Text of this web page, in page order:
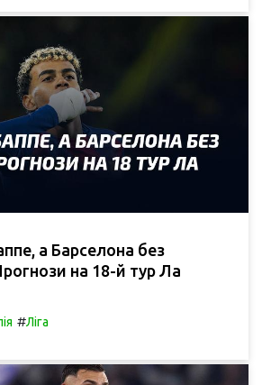
а Барселона без
на 18-й тур Ла
#Ліга